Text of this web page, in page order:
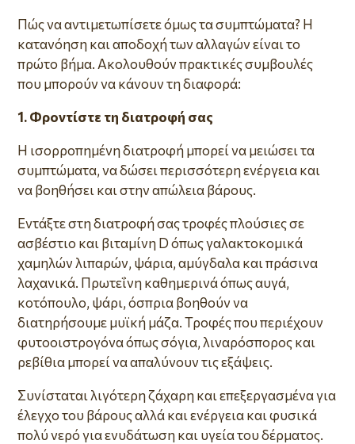
Πώς να αντιμετωπίσετε όμως τα συμπτώματα? Η
κατανόηση και αποδοχή των αλλαγών είναι το
πρώτο βήμα. Ακολουθούν πρακτικές συμβουλές
που μπορούν να κάνουν τη διαφορά:
1. Φροντίστε τη διατροφή σας
Η ισορροπημένη διατροφή μπορεί να μειώσει τα
συμπτώματα, να δώσει περισσότερη ενέργεια και
να βοηθήσει και στην απώλεια βάρους.
Εντάξτε στη διατροφή σας τροφές πλούσιες σε
ασβέστιο και βιταμίνη D όπως γαλακτοκομικά
χαμηλών λιπαρών, ψάρια, αμύγδαλα και πράσινα
λαχανικά. Πρωτεΐνη καθημερινά όπως αυγά,
κοτόπουλο, ψάρι, όσπρια βοηθούν να
διατηρήσουμε μυϊκή μάζα. Τροφές που περιέχουν
φυτοοιστρογόνα όπως σόγια, λιναρόσπορος και
ρεβίθια μπορεί να απαλύνουν τις εξάψεις.
Συνίσταται λιγότερη ζάχαρη και επεξεργασμένα για
έλεγχο του βάρους αλλά και ενέργεια και φυσικά
πολύ νερό για ενυδάτωση και υγεία του δέρματος.